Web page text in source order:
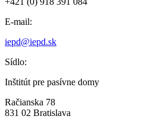
E-mail:
iepd@iepd.sk
Sídlo:
Inštitút pre pasívne domy
Račianska 78
831 02 Bratislava